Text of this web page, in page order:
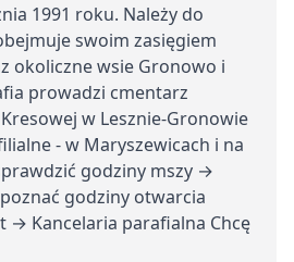
1991 roku. Należy do
swoim zasięgiem
okoliczne wsie Gronowo i
prowadzi cmentarz
w Lesznie-Gronowie
- w Maryszewicach i na
godziny mszy →
godziny otwarcia
→ Kancelaria parafialna Chcę